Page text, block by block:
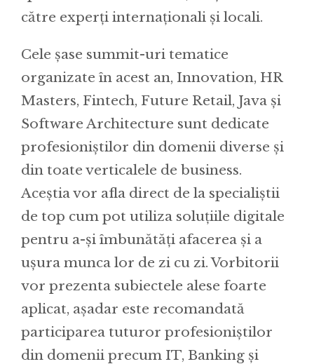
către experți internaționali și locali.
Cele șase summit-uri tematice
organizate în acest an, Innovation, HR
Masters, Fintech, Future Retail, Java și
Software Architecture sunt dedicate
profesioniștilor din domenii diverse și
din toate verticalele de business.
Aceștia vor afla direct de la specialiștii
de top cum pot utiliza soluțiile digitale
pentru a-și îmbunătăți afacerea și a
ușura munca lor de zi cu zi. Vorbitorii
vor prezenta subiectele alese foarte
aplicat, așadar este recomandată
participarea tuturor profesioniștilor
din domenii precum IT, Banking și